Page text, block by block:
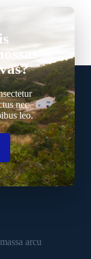
nec
leo.
arcu